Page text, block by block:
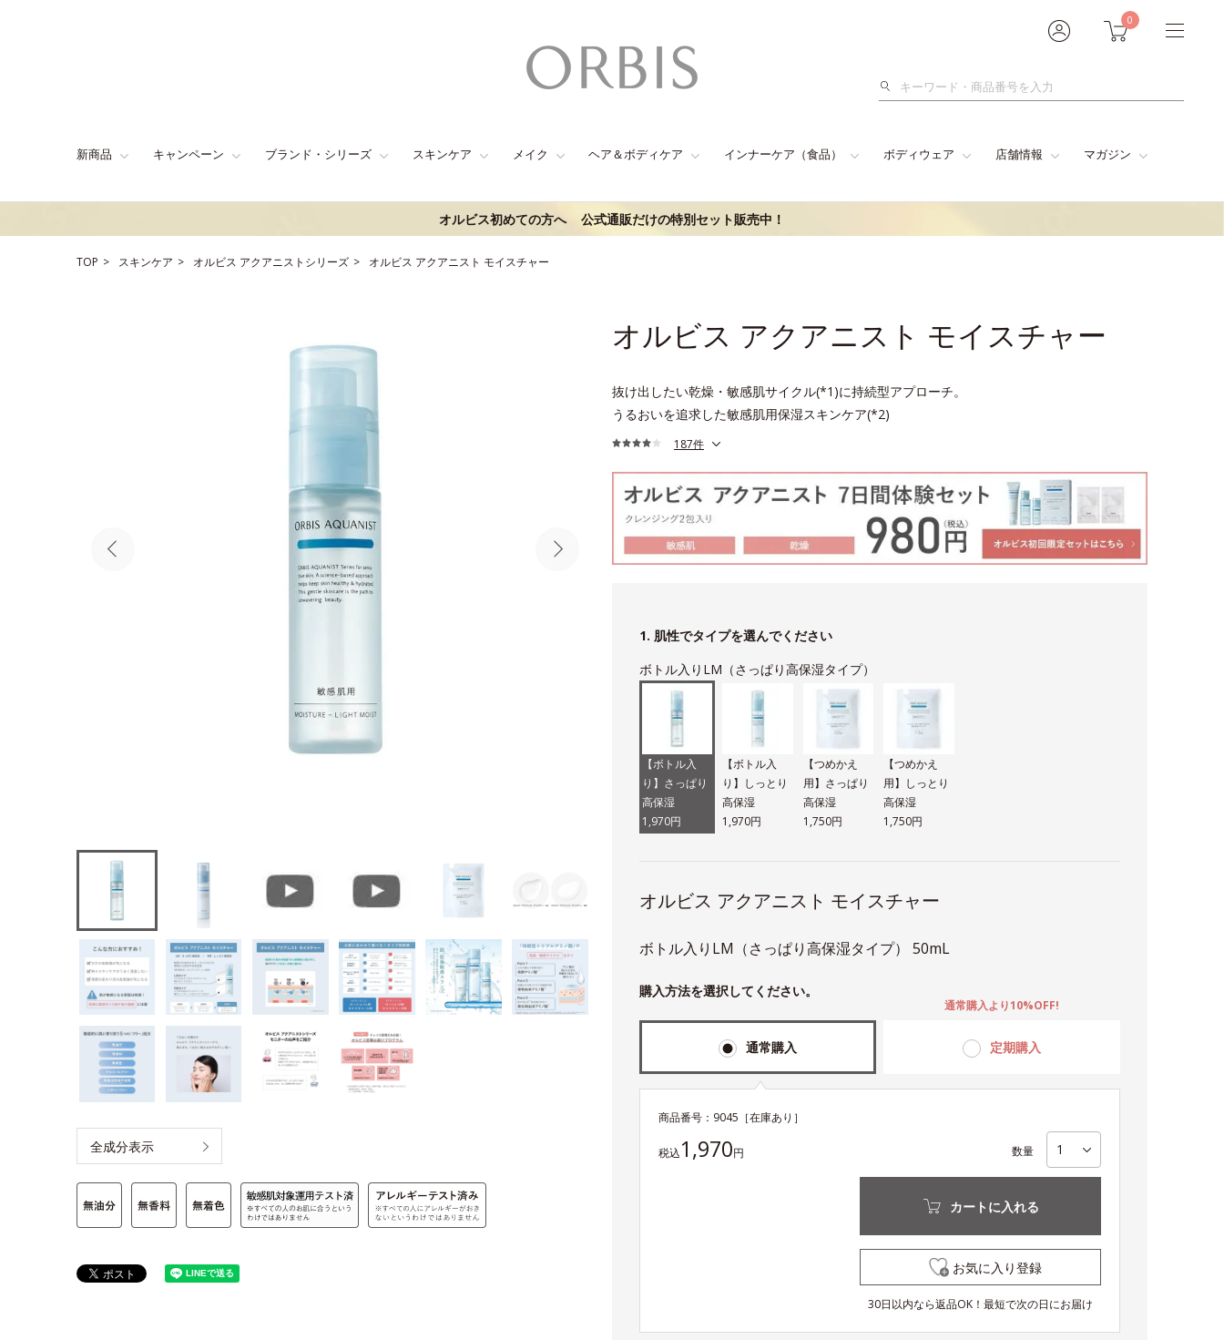
0
検
新商品 キャンペーン ブランド・シリーズ スキンケア メイク ヘア＆ボディケア インナーケア（食品） ボディウェア 店舗情報 マガジン
オルビス初めての方へ 公式通販だけの特別セット販売中！
TOP スキンケア オルビス アクアニストシリーズ オルビス アクアニスト モイスチャー
オルビス アクアニスト モイスチャー
抜け出したい乾燥・敏感肌サイクル(*1)に持続型アプローチ。
うるおいを追求した敏感肌用保湿スキンケア(*2)
187件
全成分表示
1. 肌性でタイプを選んでください
ボトル入りLM（さっぱり高保湿タイプ）
【ボトル入
り】さっぱり
高保湿
1,970円
【ボトル入
り】しっとり
高保湿
1,970円
【つめかえ
用】さっぱり
高保湿
1,750円
【つめかえ
用】しっとり
高保湿
1,750円
オルビス アクアニスト モイスチャー
ボトル入りLM（さっぱり高保湿タイプ） 50mL
購入方法を選択してください。
通常購入 定期購入
通常購入より10%OFF!
商品番号： 9045 ［在庫あり］
税込1,970円 数量
カートに入れる
お気に入り登録
30日以内なら返品OK！最短で次の日にお届け